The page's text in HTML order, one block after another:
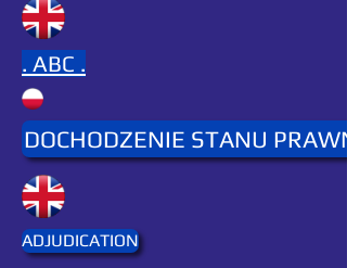
. ABC .
DOCHODZENIE STANU
ADJUDICATION